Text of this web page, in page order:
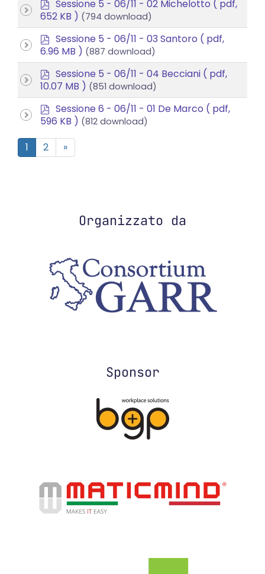
d
f
Sessione 5 - 06/11 - 02 Michelotto ( pdf,
652 KB ) (794 download)
p
d
f
Sessione 5 - 06/11 - 03 Santoro ( pdf,
6.96 MB ) (887 download)
p
d
f
Sessione 5 - 06/11 - 04 Becciani ( pdf,
10.07 MB ) (851 download)
p
d
Sessione 6 - 06/11 - 01 De Marco ( pdf,
596 KB ) (812 download)
1 2 »
Organizzato da
Sponsor